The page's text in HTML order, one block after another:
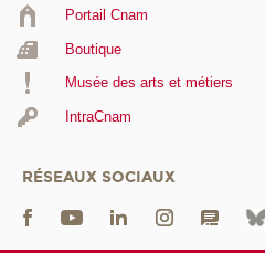
Portail Cnam
Boutique
Musée des arts et métiers
IntraCnam
RÉSEAUX SOCIAUX